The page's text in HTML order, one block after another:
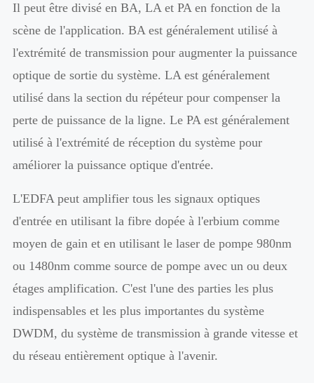
Il peut être divisé en BA, LA et PA en fonction de la
scène de l'application. BA est généralement utilisé à
l'extrémité de transmission pour augmenter la puissance
optique de sortie du système. LA est généralement
utilisé dans la section du répéteur pour compenser la
perte de puissance de la ligne. Le PA est généralement
utilisé à l'extrémité de réception du système pour
améliorer la puissance optique d'entrée.
L'EDFA peut amplifier tous les signaux optiques
d'entrée en utilisant la fibre dopée à l'erbium comme
moyen de gain et en utilisant le laser de pompe 980nm
ou 1480nm comme source de pompe avec un ou deux
étages amplification. C'est l'une des parties les plus
indispensables et les plus importantes du système
DWDM, du système de transmission à grande vitesse et
du réseau entièrement optique à l'avenir.